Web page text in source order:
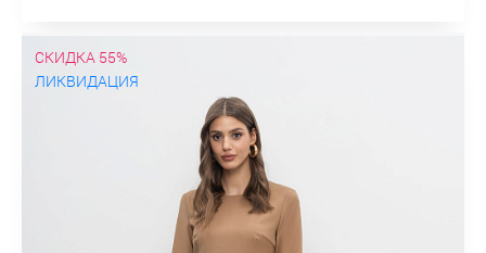
СКИДКА 55%
ЛИКВИДАЦИЯ